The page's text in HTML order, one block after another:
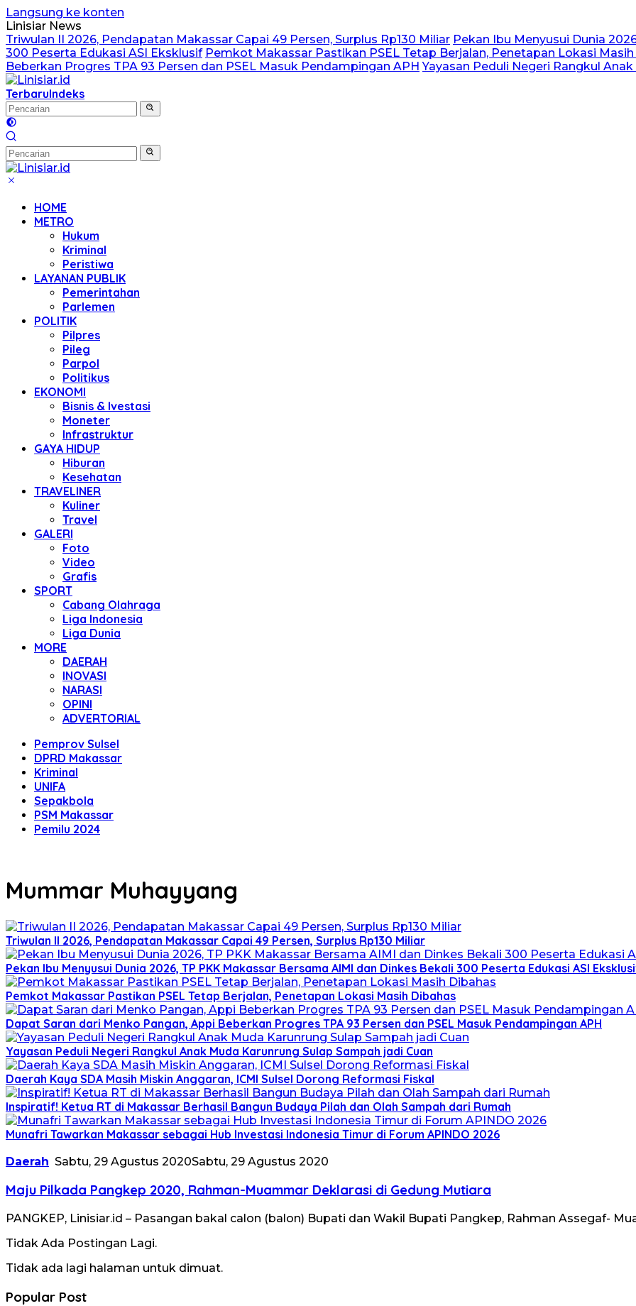
Langsung ke konten
Linisiar News
Triwulan II 2026, Pendapatan Makassar Capai 49 Persen, Surplus Rp130 Miliar Pekan Ibu Menyusui Dunia
300 Peserta Edukasi ASI Eksklusif Pemkot Makassar Pastikan PSEL Tetap Berjalan, Penetapan Lokasi
Beberkan Progres TPA 93 Persen dan PSEL Masuk Pendampingan APH Yayasan Peduli Negeri Rangkul
TerbaruIndeks
HOME
METRO
Hukum
Kriminal
Peristiwa
LAYANAN PUBLIK
Pemerintahan
Parlemen
POLITIK
Pilpres
Pileg
Parpol
Politikus
EKONOMI
Bisnis & Ivestasi
Moneter
Infrastruktur
GAYA HIDUP
Hiburan
Kesehatan
TRAVELINER
Kuliner
Travel
GALERI
Foto
Video
Grafis
SPORT
Cabang Olahraga
Liga Indonesia
Liga Dunia
MORE
DAERAH
INOVASI
NARASI
OPINI
ADVERTORIAL
Pemprov Sulsel
DPRD Makassar
Kriminal
UNIFA
Sepakbola
PSM Makassar
Pemilu 2024
Mummar Muhayyang
Triwulan II 2026, Pendapatan Makassar Capai 49 Persen, Surplus Rp130 Miliar
Pekan Ibu Menyusui Dunia 2026, TP PKK Makassar Bersama AIMI dan Dinkes Bekali 300 Peserta Edukasi ASI
Pemkot Makassar Pastikan PSEL Tetap Berjalan, Penetapan Lokasi Masih Dibahas
Dapat Saran dari Menko Pangan, Appi Beberkan Progres TPA 93 Persen dan PSEL Masuk Pendampingan APH
Yayasan Peduli Negeri Rangkul Anak Muda Karunrung Sulap Sampah jadi Cuan
Daerah Kaya SDA Masih Miskin Anggaran, ICMI Sulsel Dorong Reformasi Fiskal
Inspiratif! Ketua RT di Makassar Berhasil Bangun Budaya Pilah dan Olah Sampah dari Rumah
Munafri Tawarkan Makassar sebagai Hub Investasi Indonesia Timur di Forum APINDO 2026
Daerah Sabtu, 29 Agustus 2020Sabtu, 29 Agustus 2020
Maju Pilkada Pangkep 2020, Rahman-Muammar Deklarasi di Gedung Mutiara
PANGKEP, Linisiar.id – Pasangan bakal calon (balon) Bupati dan Wakil Bupati Pangkep, Rahman Assegaf-
Tidak Ada Postingan Lagi.
Tidak ada lagi halaman untuk dimuat.
Popular Post